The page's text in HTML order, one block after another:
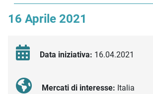
16 Aprile 2021
Data iniziativa: 16.04.2021
Mercati di interesse: Italia